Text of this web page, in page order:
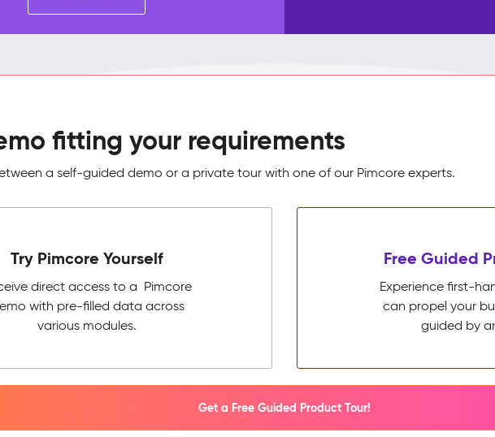
fitting your requirements
a self-guided demo or a private tour with one of our Pimcore experts.
Try Pimcore Yourself
direct access to a Pimcore
with pre-filled data across
various modules.
Free Guided
Experience first-
can propel your
guided by
Get a Free Guided Product Tour!